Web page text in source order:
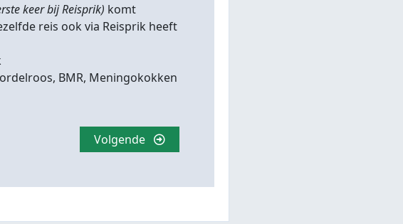
keer bij Reisprik) komt
reis ook via Reisprik heeft
BMR, Meningokokken
Volgende